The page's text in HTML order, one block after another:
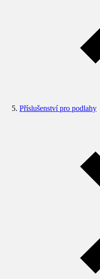
Příslušenství pro podlahy